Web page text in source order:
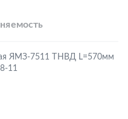
ЯМЗ-7511 ТНВД L=570мм
11